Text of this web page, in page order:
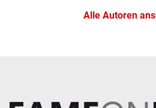
Alle Autoren